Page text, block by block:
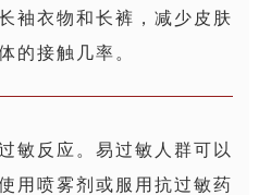
袖衣物和长裤，减少皮肤
的接触几率。
敏反应。易过敏人群可以
用喷雾剂或服用抗过敏药